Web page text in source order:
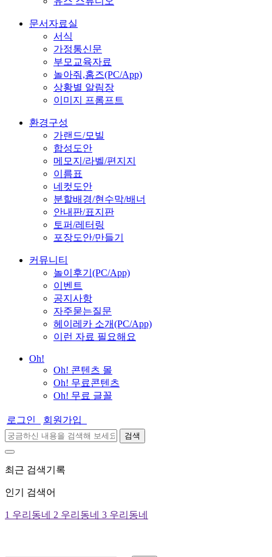
문서자료실
서식
가정통신문
부모교육자료
놀아줘,홈즈(PC/App)
상황별 알림장
이미지 프롬프트
환경구성
가랜드/모빌
합성도안
메모지/라벨/편지지
이름표
네컷도안
분할배경/현수막/배너
안내판/표지판
토퍼/레터링
포장도안/만들기
커뮤니티
놀이후기(PC/App)
이벤트
공지사항
자주묻는질문
헤이레카 소개(PC/App)
이런 자료 필요해요
Oh!
Oh! 콘텐츠 몰
Oh! 무료콘텐츠
Oh! 무료 글꼴
로그인 회원가입
검색
최근 검색기록
인기 검색어
1 우리동네 2 우리동네 3 우리동네